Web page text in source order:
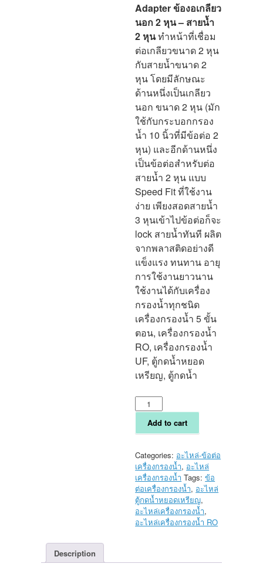
Adapter ข้องอเกลียว
นอก 2 หุน – สายน้ำ
2 หุนทำหน้าที่เชื่อม
ต่อเกลียวขนาด 2 หุน
กับสายน้ำขนาด 2
หุน โดยมีลักษณะ
ด้านหนึ่งเป็นเกลียว
นอก ขนาด 2 หุน (มัก
ใช้กับกระบอกกรอง
น้ำ 10 นิ้วที่มีข้อต่อ 2
หุน) และอีกด้านหนึ่ง
เป็นข้อต่อสำหรับต่อ
สายน้ำ 2 หุน แบบ
Speed Fit ที่ใช้งาน
ง่าย เพียงสอดสายน้ำ
3 หุนเข้าไปข้อต่อก็จะ
lock สายน้ำทันที ผลิต
จากพลาสติดอย่างดี
แข็งแรง ทนทาน อายุ
การใช้งานยาวนาน
ใช้งานได้กับเครื่อง
กรองน้ำทุกชนิด
เครื่องกรองน้ำ 5 ขั้น
ตอน, เครื่องกรองน้ำ
RO, เครื่องกรองน้ำ
UF, ตู้กดน้ำหยอด
เหรียญ, ตู้กดน้ำ
ข้อ
ต่อ/
งอ
2
หุน-
สายน้ำ
2
หุน
quantity
Add to cart
Categories: อะไหล่-ข้อต่อ
เครื่องกรองน้ำ, อะไหล่
เครื่องกรองน้ำ Tags:ข้อ
ต่อเครื่องกรองน้ำ, อะไหล่
ตู้กดน้ำหยอดเหรียญ,
อะไหล่เครื่องกรองน้ำ,
อะไหล่เครื่องกรองน้ำ RO
Description